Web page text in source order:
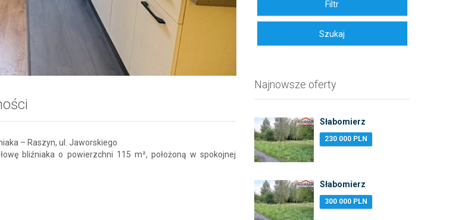
Zdjęcie 2
– Raszyn, ul. Jaworskiego
bliźniaka o powierzchni 115 m², położoną w spokojnej
Najnowsze oferty
Słabomierz
230 000 PLN
Słabomierz
300 000 PLN